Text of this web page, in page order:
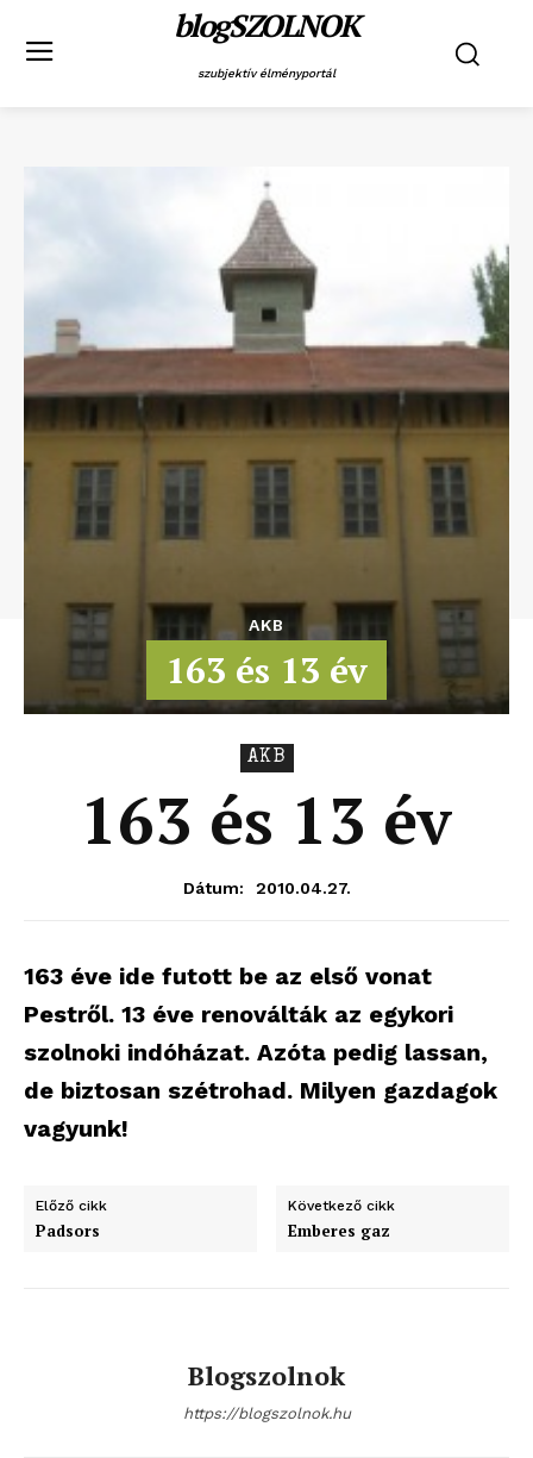
blogSZOLNOK
szubjektív élményportál
AKB
163 és 13 év
AKB
163 és 13 év
Dátum: 2010.04.27.
163 éve ide futott be az első vonat
Pestről. 13 éve renoválták az egykori
szolnoki indóházat. Azóta pedig lassan,
de biztosan szétrohad. Milyen gazdagok
vagyunk!
Előző cikk
Padsors
Következő cikk
Emberes gaz
Blogszolnok
https://blogszolnok.hu